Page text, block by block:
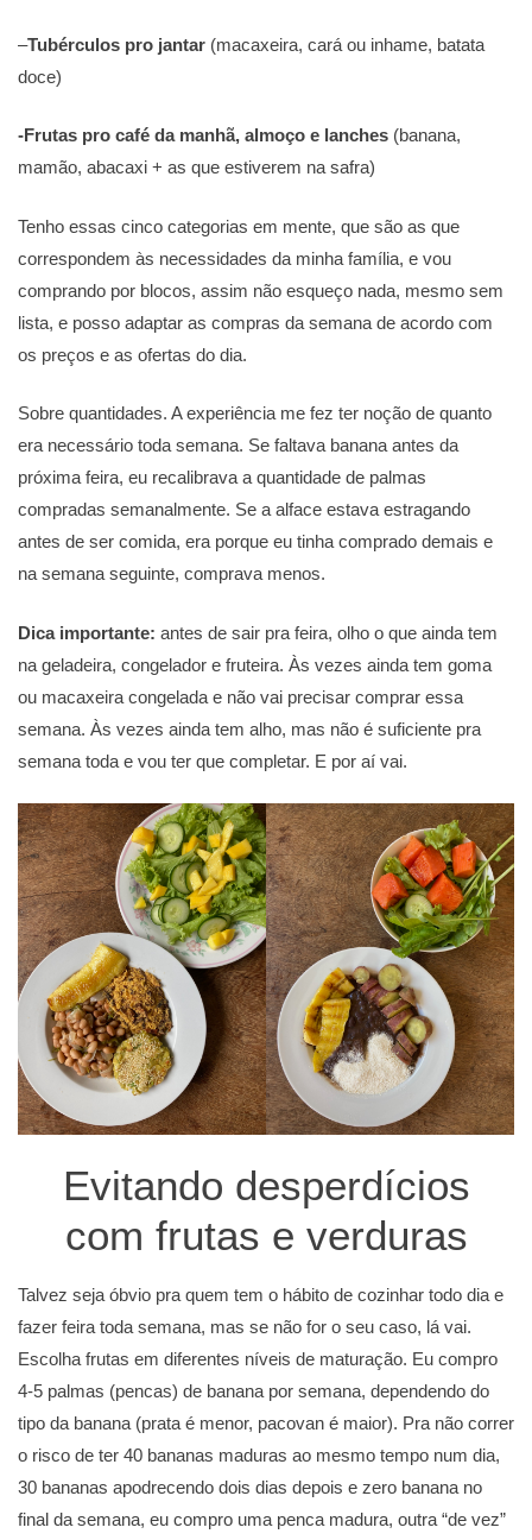
–Tubérculos pro jantar (macaxeira, cará ou inhame, batata
doce)
-Frutas pro café da manhã, almoço e lanches (banana,
mamão, abacaxi + as que estiverem na safra)
Tenho essas cinco categorias em mente, que são as que
correspondem às necessidades da minha família, e vou
comprando por blocos, assim não esqueço nada, mesmo sem
lista, e posso adaptar as compras da semana de acordo com
os preços e as ofertas do dia.
Sobre quantidades. A experiência me fez ter noção de quanto
era necessário toda semana. Se faltava banana antes da
próxima feira, eu recalibrava a quantidade de palmas
compradas semanalmente. Se a alface estava estragando
antes de ser comida, era porque eu tinha comprado demais e
na semana seguinte, comprava menos.
Dica importante: antes de sair pra feira, olho o que ainda tem
na geladeira, congelador e fruteira. Às vezes ainda tem goma
ou macaxeira congelada e não vai precisar comprar essa
semana. Às vezes ainda tem alho, mas não é suficiente pra
semana toda e vou ter que completar. E por aí vai.
Evitando desperdícios
com frutas e verduras
Talvez seja óbvio pra quem tem o hábito de cozinhar todo dia e
fazer feira toda semana, mas se não for o seu caso, lá vai.
Escolha frutas em diferentes níveis de maturação. Eu compro
4-5 palmas (pencas) de banana por semana, dependendo do
tipo da banana (prata é menor, pacovan é maior). Pra não correr
o risco de ter 40 bananas maduras ao mesmo tempo num dia,
30 bananas apodrecendo dois dias depois e zero banana no
final da semana, eu compro uma penca madura, outra “de vez”